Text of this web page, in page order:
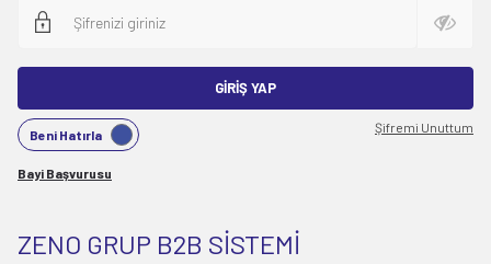
GIRIŞ YAP
Beni Hatırla Şifremi Unuttum
Bayi Başvurusu
ZENO GRUP B2B SİSTEMİ